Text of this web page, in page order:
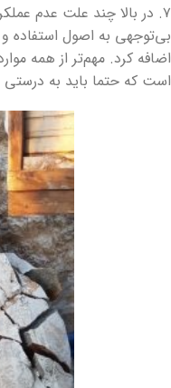
۷. در بالا چند علت عدم
بی‌توجهی به اصول استفاده
اضافه کرد. مهم‌تر از همه
است که حتما باید به درستی